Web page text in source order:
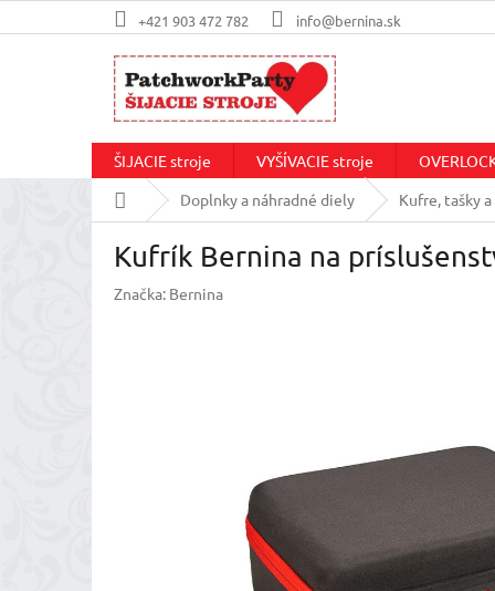
na
+421 903 472 782 info@bernina.sk
ŠIJACIE stroje VYŠÍVACIE stroje
DomovDoplnky a náhradné diely Kufre, tašky
Kufrík Bernina na
Značka: Bernina